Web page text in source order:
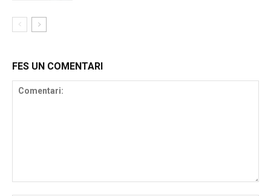
FES UN COMENTARI